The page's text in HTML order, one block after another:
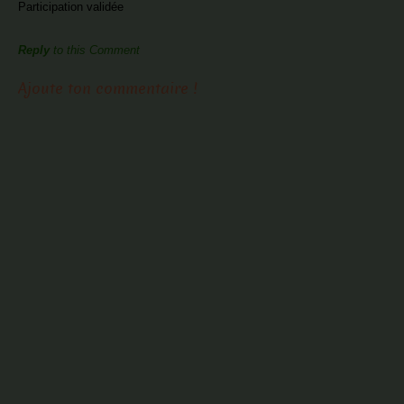
Participation validée
Reply to this Comment